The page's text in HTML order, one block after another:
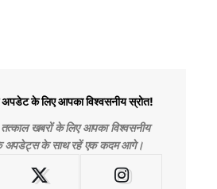
के लिए आपका विश्वसनीय स्रोत!
खबरों के लिए आपका विश्वसनीय
अपडेट्स के साथ रहें एक कदम आगे।